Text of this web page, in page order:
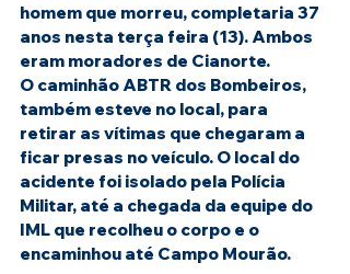
homem que morreu, completaria 37
anos nesta terça feira (13). Ambos
eram moradores de Cianorte.
O caminhão ABTR dos Bombeiros,
também esteve no local, para
retirar as vítimas que chegaram a
ficar presas no veículo. O local do
acidente foi isolado pela Polícia
Militar, até a chegada da equipe do
IML que recolheu o corpo e o
encaminhou até Campo Mourão.